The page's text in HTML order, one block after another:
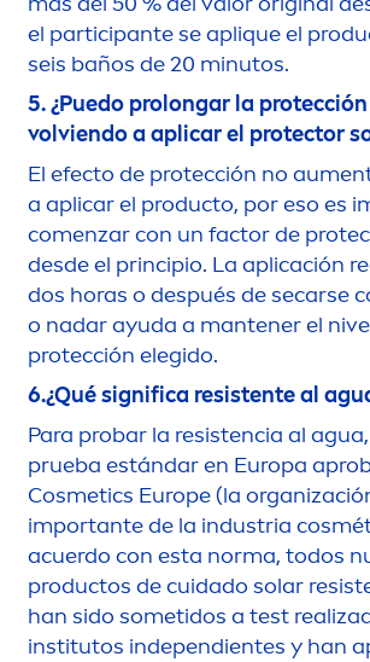
el participante se aplique el
seis baños de 20 minutos.
5. ¿Puedo prolongar la
volviendo a aplicar el protector
El efecto de protección no aumen
a aplicar el producto, por eso es
comenzar con un factor de
desde el principio. La aplicación
dos horas o después de secarse
o nadar ayuda a mantener el
protección elegido.
6.¿Qué significa resistente al
Para probar la resistencia al
prueba estándar en Europa
Cosmetics Europe (la
importante de la industria
acuerdo con esta norma, todos
productos de cuidado solar
han sido sometidos a test
institutos independientes y han